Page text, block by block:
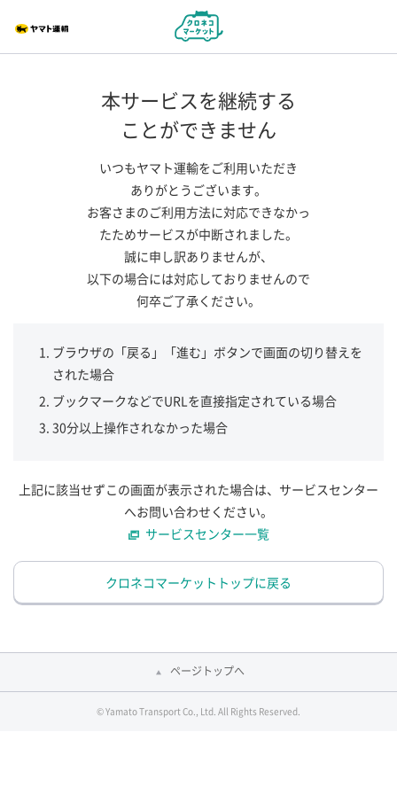
本サービスを継続する
ことができません
いつもヤマト運輸をご利用いただき
ありがとうございます。
お客さまのご利用方法に対応できなかっ
たためサービスが中断されました。
誠に申し訳ありませんが、
以下の場合には対応しておりませんので
何卒ご了承ください。
ブラウザの「戻る」「進む」ボタンで画面の切り替えを
された場合
ブックマークなどでURLを直接指定されている場合
30分以上操作されなかった場合
上記に該当せずこの画面が表示された場合は、サービスセンター
へお問い合わせください。
サービスセンター一覧
クロネコマーケットトップに戻る
ページトップへ
© Yamato Transport Co., Ltd. All Rights Reserved.